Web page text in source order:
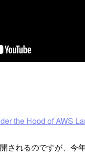
the Hood of AWS
されるのですが、今